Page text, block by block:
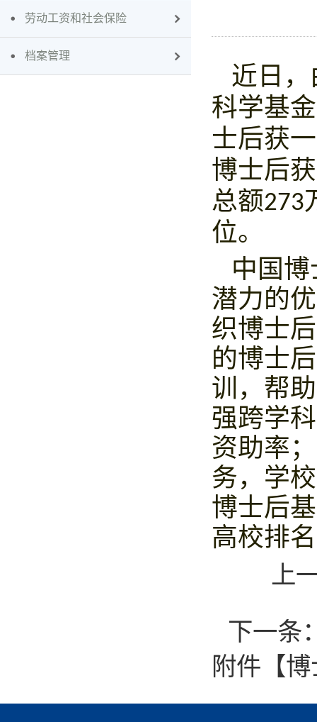
劳动工资和社会保险
档案管理
近日
科学基
士后获
博士后
总额273
位。
中国
潜力的
织博士
的博士
训，帮
强跨学
资助率
务，学
博士后
高校排
上
下一条
附件【博